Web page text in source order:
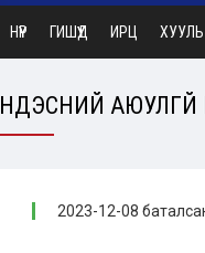
НҮҮР ГИШҮҮД ИРЦ ХУУЛЬ
ҮНДЭСНИЙ
2023-12-08